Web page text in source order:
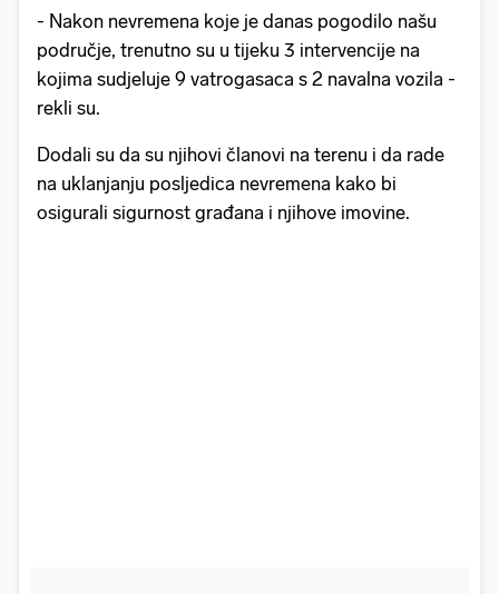
- Nakon nevremena koje je danas pogodilo našu
područje, trenutno su u tijeku 3 intervencije na
kojima sudjeluje 9 vatrogasaca s 2 navalna vozila -
rekli su.
Dodali su da su njihovi članovi na terenu i da rade
na uklanjanju posljedica nevremena kako bi
osigurali sigurnost građana i njihove imovine.